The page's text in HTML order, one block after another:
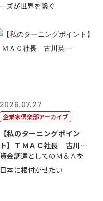
ーズが世界を繋ぐ
2026.07.27
企業家倶楽部アーカイブ
【私のターニングポイン
ト】ＴＭＡＣ社長 古川英
一
資金調達としてのＭ＆Ａを
日本に根付かせたい